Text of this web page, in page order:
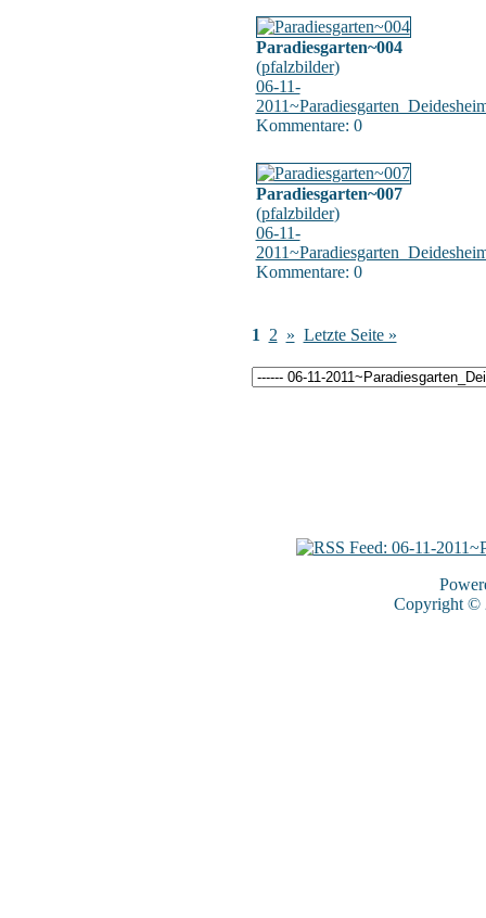
Paradiesgarten~004
(pfalzbilder)
06-11-
Kommentare: 0
Paradiesgarten~007
(pfalzbilder)
06-11-
Kommentare: 0
1 2 » Letzte Seite »
Copyright ©